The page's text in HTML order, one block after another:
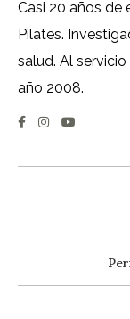
Casi 20 años de
Pilates.
salud. Al
año 2008.